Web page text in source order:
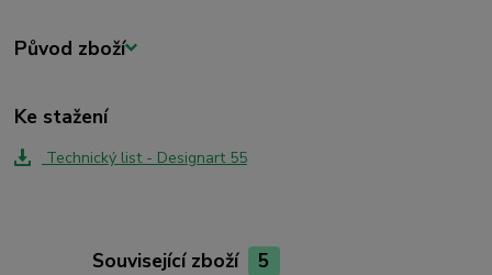
Původ zboží
Ke stažení
Technický list - Designart 55
Související zboží 5